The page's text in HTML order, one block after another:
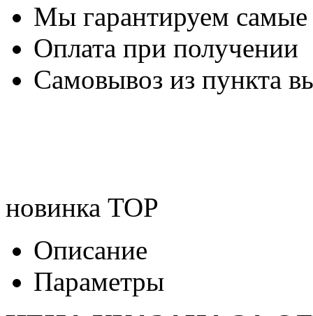
Мы гарантируем
Оплата при получении
Самовывоз из пункта
новинка TOP
Описание
Параметры